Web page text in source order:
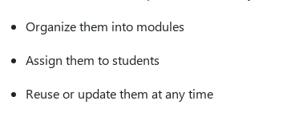
Organize them into modules
Assign them to students
Reuse or update them at any time